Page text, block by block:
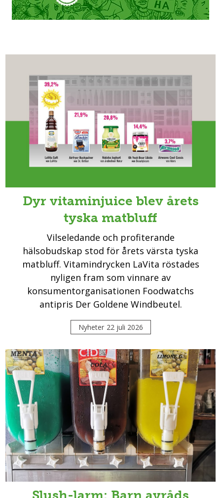
Dyr vitaminjuice blev årets
tyska matbluff
Vilseledande och profiterande
hälsobudskap stod för årets värsta tyska
matbluff. Vitamindrycken LaVita röstades
nyligen fram som vinnare av
konsumentorganisationen Foodwatchs
antipris Der Goldene Windbeutel.
Nyheter 22 juli 2026